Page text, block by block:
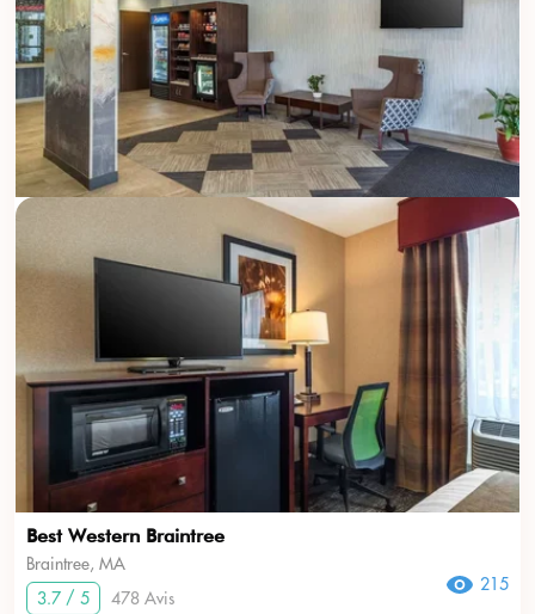
Best Western Braintree
Braintree, MA
3.7 / 5
478 Avis
215